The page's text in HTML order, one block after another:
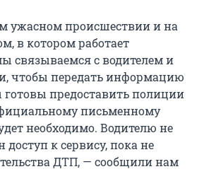
ужасном происшествии и на
в котором работает
связываемся с водителем и
чтобы передать информацию
предоставить полиции
письменному
необходимо. Водителю не
доступ к сервису, пока не
ДТП, — сообщили нам